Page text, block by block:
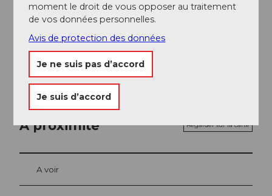
A proximité Regarder sur la carte
A voir
moment le droit de vous opposer au traitement
de vos données personnelles.
Avis de protection des données
Je ne suis pas d’accord
Je suis d’accord